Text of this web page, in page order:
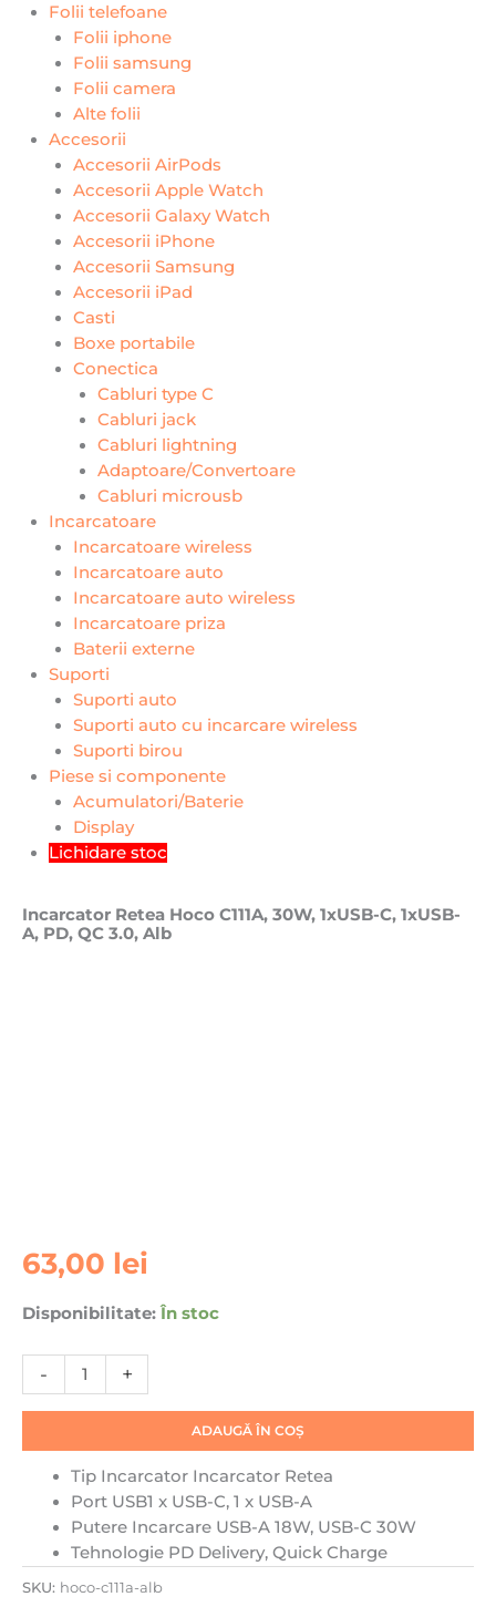
Folii telefoane
Folii iphone
Folii samsung
Folii camera
Alte folii
Accesorii
Accesorii AirPods
Accesorii Apple Watch
Accesorii Galaxy Watch
Accesorii iPhone
Accesorii Samsung
Accesorii iPad
Casti
Boxe portabile
Conectica
Cabluri type C
Cabluri jack
Cabluri lightning
Adaptoare/Convertoare
Cabluri microusb
Incarcatoare
Incarcatoare wireless
Incarcatoare auto
Incarcatoare auto wireless
Incarcatoare priza
Baterii externe
Suporti
Suporti auto
Suporti auto cu incarcare wireless
Suporti birou
Piese si componente
Acumulatori/Baterie
Display
Lichidare stoc
Incarcator Retea Hoco C111A, 30W, 1xUSB-C, 1xUSB-
A, PD, QC 3.0, Alb
63,00 lei
Disponibilitate: În stoc
-
Cantitate
Incarcator
Hoco
C111A,
30W,
1xUSB-
Alb
+
ADAUGĂ ÎN COȘ
Tip Incarcator Incarcator Retea
Port USB1 x USB-C, 1 x USB-A
Putere Incarcare USB-A 18W, USB-C 30W
Tehnologie PD Delivery, Quick Charge
SKU: hoco-c111a-alb